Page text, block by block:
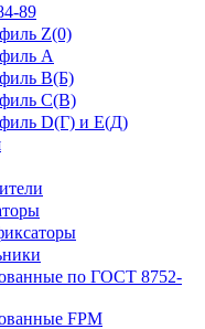
89
Z(0)
А
В(Б)
С(В)
D(Г) и E(Д)
по ГОСТ 8752-
FPM